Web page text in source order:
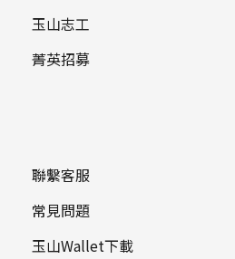
玉山志工
菁英招募
聯繫客服
常見問題
玉山Wallet下載